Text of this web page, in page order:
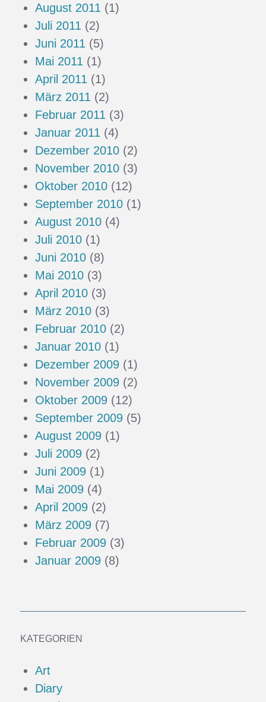
August 2011 (1)
Juli 2011 (2)
Juni 2011 (5)
Mai 2011 (1)
April 2011 (1)
März 2011 (2)
Februar 2011 (3)
Januar 2011 (4)
Dezember 2010 (2)
November 2010 (3)
Oktober 2010 (12)
September 2010 (1)
August 2010 (4)
Juli 2010 (1)
Juni 2010 (8)
Mai 2010 (3)
April 2010 (3)
März 2010 (3)
Februar 2010 (2)
Januar 2010 (1)
Dezember 2009 (1)
November 2009 (2)
Oktober 2009 (12)
September 2009 (5)
August 2009 (1)
Juli 2009 (2)
Juni 2009 (1)
Mai 2009 (4)
April 2009 (2)
März 2009 (7)
Februar 2009 (3)
Januar 2009 (8)
KATEGORIEN
Art
Diary